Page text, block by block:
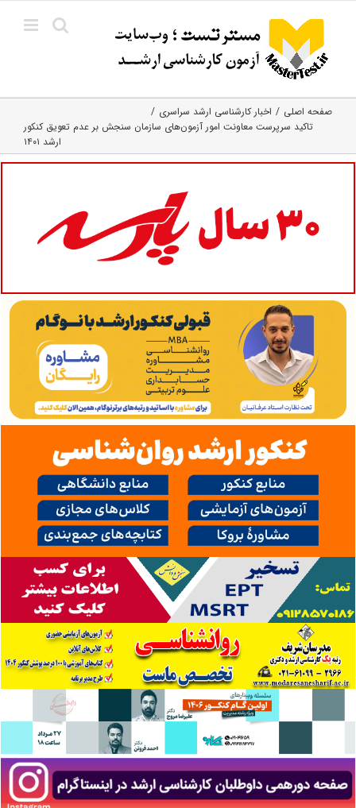
content
صفحه اصلی
اخبار کارشناسی ارشد سراسری
تاکید سرپرست معاونت امور آزمون‌های سازمان سنجش بر عدم تعویق کنکور
ارشد ۱۴۰۱